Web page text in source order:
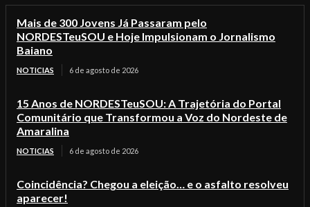
Mais de 300 Jovens Já Passaram pelo
NORDESTeuSOU e Hoje Impulsionam o Jornalismo
Baiano
NOTICIAS 6 de agosto de 2026
15 Anos de NORDESTeuSOU: A Trajetória do Portal
Comunitário que Transformou a Voz do Nordeste de
Amaralina
NOTICIAS 6 de agosto de 2026
Coincidência? Chegou a eleição… e o asfalto resolveu
aparecer!